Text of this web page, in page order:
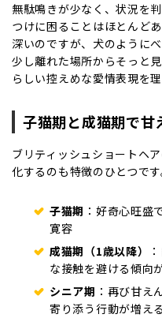
無駄鳴きが少なく、状況を
つけに困ることはほとんど
深いのですが、犬のように
少し離れた場所からそっと
らしい控えめな愛情表現を
子猫期と成猫期で甘
ブリティッシュショートヘ
化するのも特徴のひとつです
子猫期 ：好奇心旺盛
寛容
成猫期（1歳以降）
な接触を避ける傾向
シニア期 ：再び甘え
寄り添う行動が増える